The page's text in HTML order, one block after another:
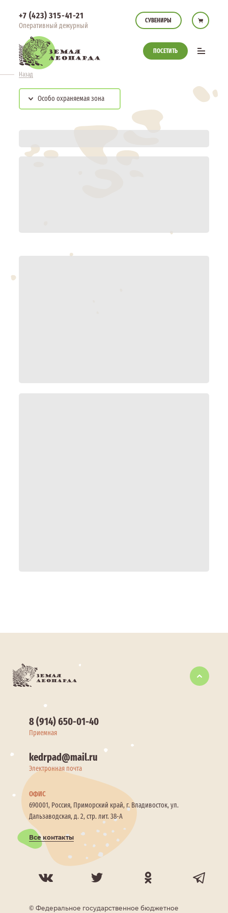
+7 (423) 315-41-21
Оперативный дежурный
СУВЕНИРЫ
ПОСЕТИТЬ
Назад
Особо охраняемая зона
8 (914) 650-01-40
Приемная
kedrpad@mail.ru
Электронная почта
ОФИС
690001, Россия, Приморский край, г. Владивосток, ул.
Дальзаводская, д. 2, стр. лит. 38-А
Все контакты
© Федеральное государственное бюджетное